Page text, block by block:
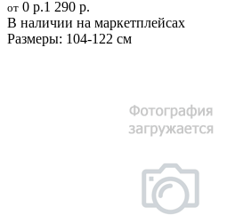
от 0 р.1 290 р.
В наличии на маркетплейсах
Размеры: 104-122 см